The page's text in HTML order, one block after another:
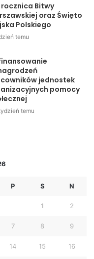
rocznica Bitwy
oraz Święto
Polskiego
temu
jednostek
pomocy
temu
P S N
1 2
7 8 9
14 15 16